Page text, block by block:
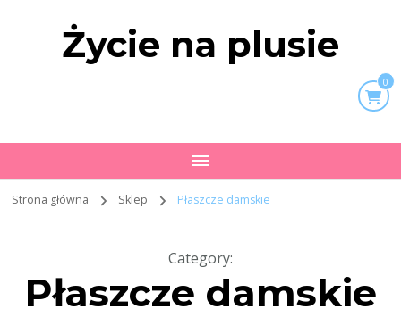
Życie na plusie
0
Strona główna Sklep Płaszcze damskie
Category:
Płaszcze damskie